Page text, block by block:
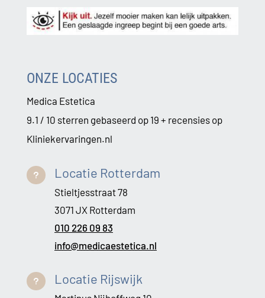
ONZE LOCATIES
Medica Estetica
9.1 / 10 sterren gebaseerd op 19 + recensies op
Kliniekervaringen.nl
u Locatie Rotterdam
Stieltjesstraat 78
3071 JX Rotterdam
010 226 09 83
info@medicaestetica.nl
u Locatie Rijswijk